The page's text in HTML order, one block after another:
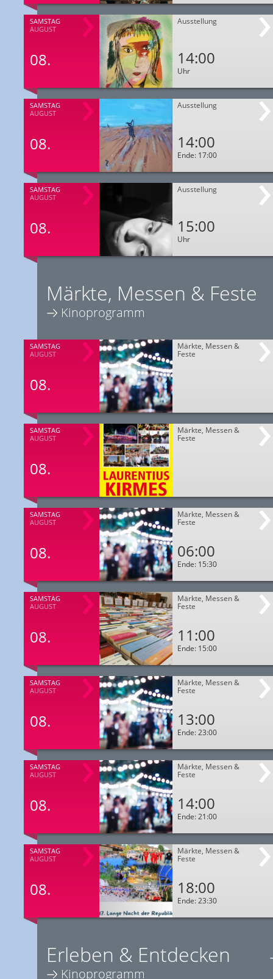
SAMSTAG
AUGUST
08.
Ausstellung
14:00
Uhr
SAMSTAG
AUGUST
08.
Ausstellung
14:00
Ende: 17:00
SAMSTAG
AUGUST
08.
Ausstellung
15:00
Uhr
Märkte, Messen & Feste
Kinoprogramm
SAMSTAG
AUGUST
08.
Märkte, Messen &
Feste
SAMSTAG
AUGUST
08.
Märkte, Messen &
Feste
SAMSTAG
AUGUST
08.
Märkte, Messen &
Feste
06:00
Ende: 15:30
SAMSTAG
AUGUST
08.
Märkte, Messen &
Feste
11:00
Ende: 15:00
SAMSTAG
AUGUST
08.
Märkte, Messen &
Feste
13:00
Ende: 23:00
SAMSTAG
AUGUST
08.
Märkte, Messen &
Feste
14:00
Ende: 21:00
SAMSTAG
AUGUST
08.
Märkte, Messen &
Feste
18:00
Ende: 23:30
Erleben & Entdecken
Kinoprogramm